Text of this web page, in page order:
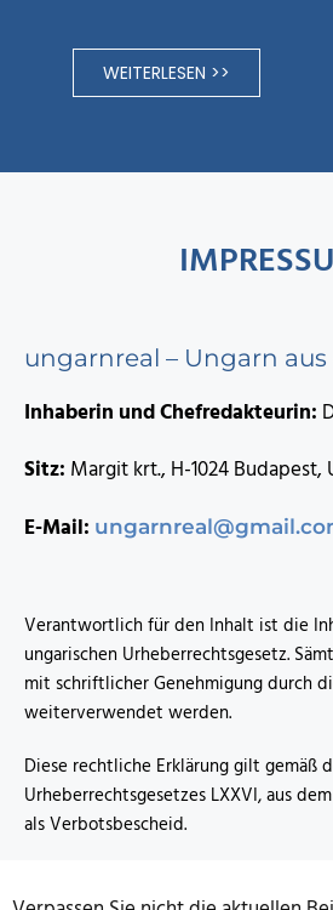
WEITERLESEN >>
ungarnreal – Ungarn
Inhaberin und Chefredakteurin:
Sitz: Margit krt., H-1024 Budapest,
E-Mail:
Verantwortlich für den Inhalt ist die
ungarischen Urheberrechtsgesetz.
mit schriftlicher Genehmigung durch
weiterverwendet werden.
Diese rechtliche Erklärung gilt gemäß
Urheberrechtsgesetzes LXXVI, aus
als Verbotsbescheid.